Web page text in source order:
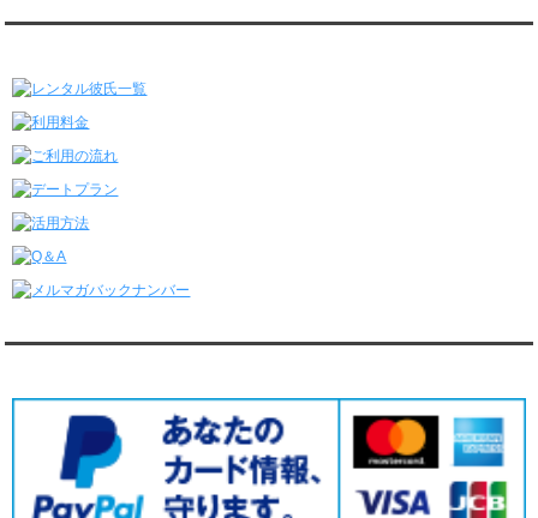
レンタル彼氏と3回のオンラインデートがありました。
レンタル彼氏と2回のオンラインデートがありました。
6/15～6/21
レンタル彼氏と4回のオンラインデートがありました。
6/8～6/14
レンタル彼氏と161回の通常デートがありました。
レンタル彼氏と3回のオンラインデートがありました。
6/1～6/7
レンタル彼氏と165回の通常デートがありました。
レンタル彼氏と153回の通常デートがありました。
レンタル彼氏と1回のオンラインデートがありました。
5/11～5/17
レンタル彼氏と164回の通常デートがありました。